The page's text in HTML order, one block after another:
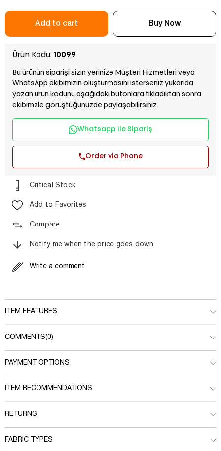
Ürün Kodu: 10099
Bu ürünün siparişi sizin yerinize Müşteri Hizmetleri veya
WhatsApp ekibimizin oluşturmasını isterseniz yukarıda
yazan ürün kodunu aşağıdaki butonlara tıkladıktan sonra
ekibimzle görüştüğünüzde paylaşabilirsiniz.
Whatsapp ile Sipariş
Order via Phone
Critical Stock
Add to Favorites
Compare
Notify me when the price goes down
Write a comment
ITEM FEATURES
COMMENTS(0)
PAYMENT OPTIONS
ITEM RECOMMENDATIONS
RETURNS
FABRIC TYPES